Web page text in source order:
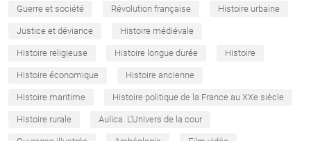
Guerre et société Révolution française Histoire urbaine
Justice et déviance Histoire médiévale
Histoire religieuse Histoire longue durée Histoire
Histoire économique Histoire ancienne
Histoire maritime Histoire politique de la France au XXe siècle
Histoire rurale Aulica. L'Univers de la cour